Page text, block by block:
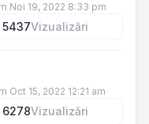
Noi 19, 2022 8:33 pm
5437Vizualizări
Oct 15, 2022 12:21 am
6278Vizualizări